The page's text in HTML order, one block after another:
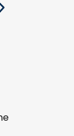
Topservice!